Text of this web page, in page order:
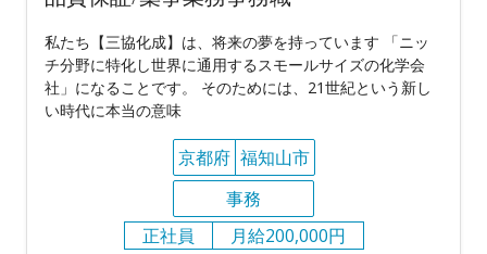
私たち【三協化成】は、将来の夢を持っています 「ニッ
チ分野に特化し世界に通用するスモールサイズの化学会
社」になることです。 そのためには、21世紀という新し
い時代に本当の意味
京都府 福知山市
事務
正社員
月給200,000円